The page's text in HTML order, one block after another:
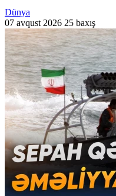
Dünya
07 avqust 2026 25 baxış